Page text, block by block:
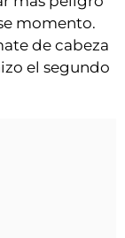
momento.
de cabeza
el segundo